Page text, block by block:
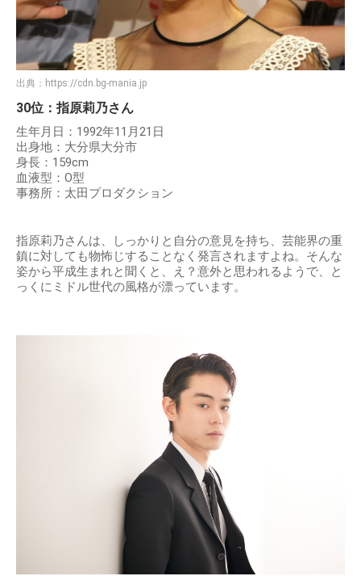
出典： https://cdn.bg-mania.jp
30位：指原莉乃さん
生年月日：1992年11月21日
出身地：大分県大分市
身長：159cm
血液型：O型
事務所：太田プロダクション
指原莉乃さんは、しっかりと自分の意見を持ち、芸能界の重
鎮に対しても物怖じすることなく発言されますよね。そんな
姿から平成生まれと聞くと、え？意外と思われるようで、と
っくにミドル世代の風格が漂っています。